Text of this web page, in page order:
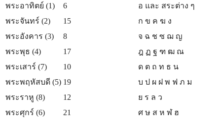
พระอาทิตย์ (1)
6
อ และ สระต่าง ๆ
พระจันทร์ (2)
15
ก ข ค ฆ ง
พระอังคาร (3)
8
จ ฉ ช ซ ฌ ญ
พระพุธ (4)
17
ฎ ฏ ฐ ฑ ฒ ณ
พระเสาร์ (7)
10
ด ต ถ ท ธ น
พระพฤหัสบดี (5) 19
บ ป ผ ฝ พ ฟ ภ ม
พระราหู (8)
12
ย ร ล ว
พระศุกร์ (6)
21 ศ ษ ส ห ฬ ฮ